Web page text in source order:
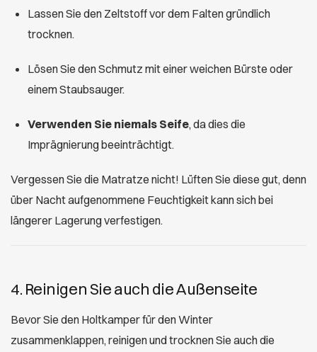
Lassen Sie den Zeltstoff vor dem Falten gründlich
trocknen.
Lösen Sie den Schmutz mit einer weichen Bürste oder
einem Staubsauger.
Verwenden Sie niemals Seife, da dies die
Imprägnierung beeinträchtigt.
Vergessen Sie die Matratze nicht! Lüften Sie diese gut, denn
über Nacht aufgenommene Feuchtigkeit kann sich bei
längerer Lagerung verfestigen.
4. Reinigen Sie auch die Außenseite
Bevor Sie den Holtkamper für den Winter
zusammenklappen, reinigen und trocknen Sie auch die